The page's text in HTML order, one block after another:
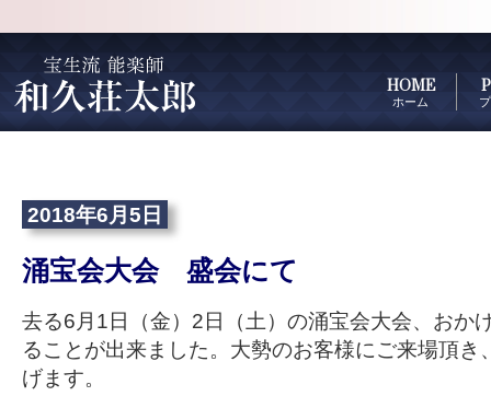
HOME
ホーム
2018年6月5日
涌宝会大会 盛会にて
去る6月1日（金）2日（土）の涌宝会大会、おか
ることが出来ました。大勢のお客様にご来場頂き
げます。